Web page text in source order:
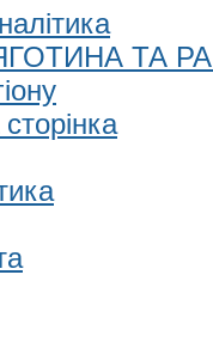
ТА